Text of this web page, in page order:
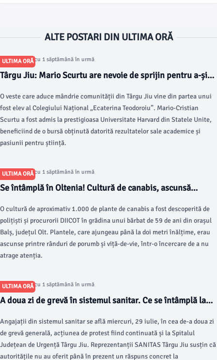
ALTE POSTARI DIN ULTIMA ORĂ
ULTIMA ORĂ
Articol postat cu 1 săptămână în urmă
Târgu Jiu: Mario Scurtu are nevoie de sprijin pentru a-și
O veste care aduce mândrie comunității din Târgu Jiu vine din partea unui
fost elev al Colegiului Național „Ecaterina Teodoroiu”. Mario-Cristian
Scurtu a fost admis la prestigioasa Universitate Harvard din Statele Unite,
beneficiind de o bursă obținută datorită rezultatelor sale academice și
pasiunii pentru știință.
ULTIMA ORĂ
Articol postat cu 1 săptămână în urmă
Se întâmplă în Oltenia! Cultură de canabis, ascunsă
O cultură de aproximativ 1.000 de plante de canabis a fost descoperită de
polițiști și procurorii DIICOT în grădina unui bărbat de 59 de ani din orașul
Balș, județul Olt. Plantele, care ajungeau până la doi metri înălțime, erau
ascunse printre rânduri de porumb și viță-de-vie, într-o încercare de a nu
atrage atenția.
ULTIMA ORĂ
Articol postat cu 1 săptămână în urmă
A doua zi de grevă în sistemul sanitar. Ce se întâmplă la
Angajații din sistemul sanitar se află miercuri, 29 iulie, în cea de-a doua zi
de grevă generală, acțiunea de protest fiind continuată și la Spitalul
Județean de Urgență Târgu Jiu. Reprezentanții SANITAS Târgu Jiu susțin că
autoritățile nu au oferit până în prezent un răspuns concret la